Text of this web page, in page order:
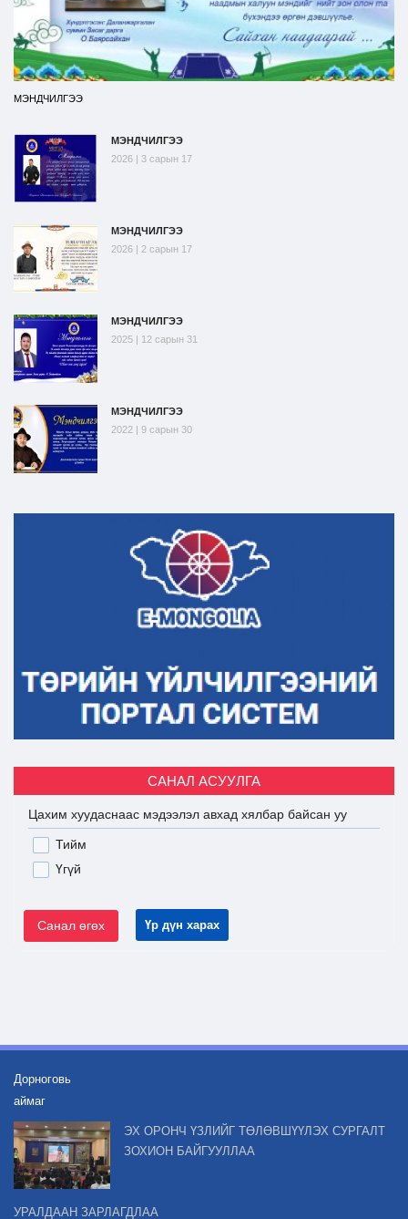
МЭНДЧИЛГЭЭ
МЭНДЧИЛГЭЭ
2026 | 3 сарын 17
МЭНДЧИЛГЭЭ
2026 | 2 сарын 17
МЭНДЧИЛГЭЭ
2025 | 12 сарын 31
МЭНДЧИЛГЭЭ
2022 | 9 сарын 30
САНАЛ АСУУЛГА
Цахим хуудаснаас мэдээлэл авхад хялбар байсан уу
Тийм
Үгүй
Санал өгөх Үр дүн харах
Дорноговь
аймаг
ЭХ ОРОНЧ ҮЗЛИЙГ ТӨЛӨВШҮҮЛЭХ СУРГАЛТ
ЗОХИОН БАЙГУУЛЛАА
УРАЛДААН ЗАРЛАГДЛАА